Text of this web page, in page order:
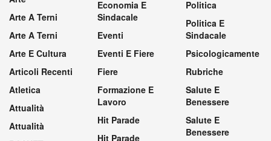
Arte A Terni
Arte A Terni
Arte E Cultura
Articoli Recenti
Atletica
Attualità
Attualità
Economia E
Sindacale
Eventi
Eventi E Fiere
Fiere
Formazione E
Lavoro
Hit Parade
Hit Parade
Politica
Politica E
Sindacale
Psicologicamente
Rubriche
Salute E
Benessere
Salute E
Benessere